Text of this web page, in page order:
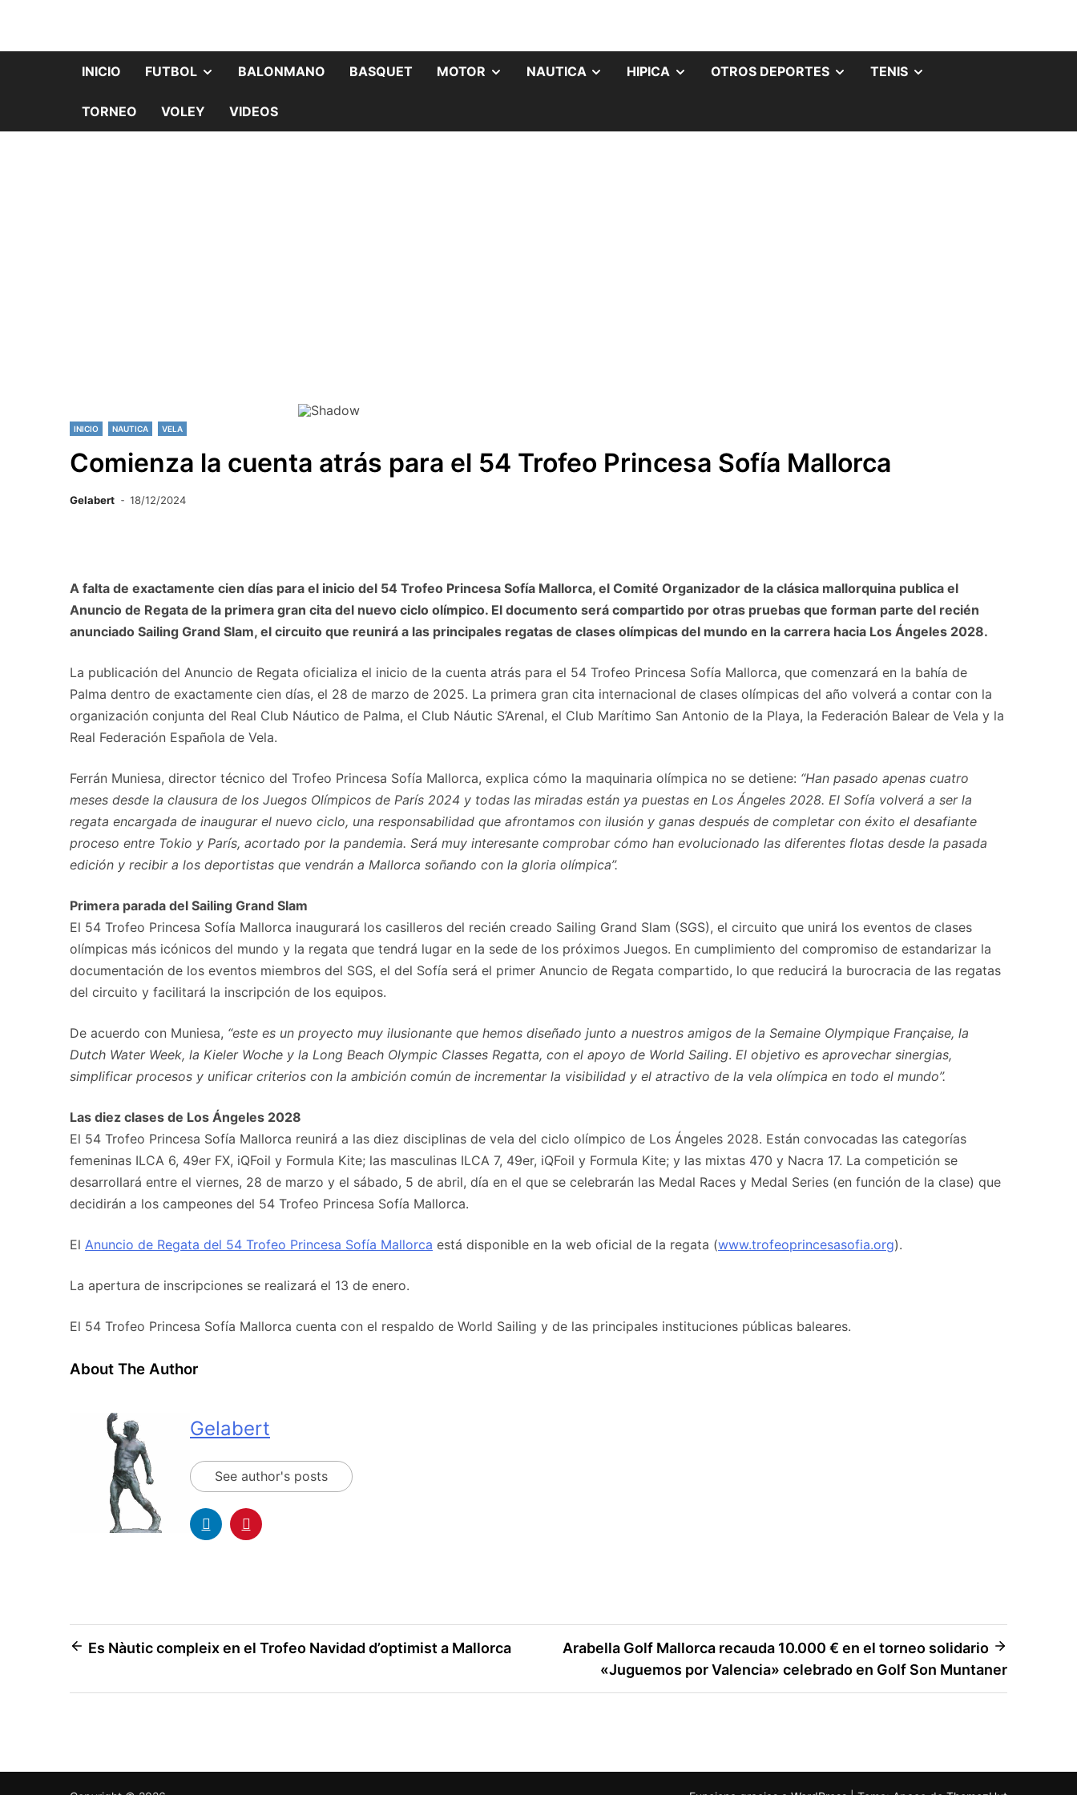
INICIO FUTBOL BALONMANO BASQUET MOTOR NAUTICA HIPICA OTROS DEPORTES TENIS
TORNEO VOLEY VIDEOS
INICIO NAUTICA VELA
Comienza la cuenta atrás para el 54 Trofeo Princesa Sofía Mallorca
Gelabert 18/12/2024
A falta de exactamente cien días para el inicio del 54 Trofeo Princesa Sofía Mallorca, el Comité Organizador de la clásica mallorquina publica el
Anuncio de Regata de la primera gran cita del nuevo ciclo olímpico. El documento será compartido por otras pruebas que forman parte del recién
anunciado Sailing Grand Slam, el circuito que reunirá a las principales regatas de clases olímpicas del mundo en la carrera hacia Los Ángeles 2028.
La publicación del Anuncio de Regata oficializa el inicio de la cuenta atrás para el 54 Trofeo Princesa Sofía Mallorca, que comenzará en la bahía de
Palma dentro de exactamente cien días, el 28 de marzo de 2025. La primera gran cita internacional de clases olímpicas del año volverá a contar con la
organización conjunta del Real Club Náutico de Palma, el Club Náutic S’Arenal, el Club Marítimo San Antonio de la Playa, la Federación Balear de Vela y la
Real Federación Española de Vela.
Ferrán Muniesa, director técnico del Trofeo Princesa Sofía Mallorca, explica cómo la maquinaria olímpica no se detiene: “Han pasado apenas cuatro
meses desde la clausura de los Juegos Olímpicos de París 2024 y todas las miradas están ya puestas en Los Ángeles 2028. El Sofía volverá a ser la
regata encargada de inaugurar el nuevo ciclo, una responsabilidad que afrontamos con ilusión y ganas después de completar con éxito el desafiante
proceso entre Tokio y París, acortado por la pandemia. Será muy interesante comprobar cómo han evolucionado las diferentes flotas desde la pasada
edición y recibir a los deportistas que vendrán a Mallorca soñando con la gloria olímpica”.
Primera parada del Sailing Grand Slam
El 54 Trofeo Princesa Sofía Mallorca inaugurará los casilleros del recién creado Sailing Grand Slam (SGS), el circuito que unirá los eventos de clases
olímpicas más icónicos del mundo y la regata que tendrá lugar en la sede de los próximos Juegos. En cumplimiento del compromiso de estandarizar la
documentación de los eventos miembros del SGS, el del Sofía será el primer Anuncio de Regata compartido, lo que reducirá la burocracia de las regatas
del circuito y facilitará la inscripción de los equipos.
De acuerdo con Muniesa, “este es un proyecto muy ilusionante que hemos diseñado junto a nuestros amigos de la Semaine Olympique Française, la
Dutch Water Week, la Kieler Woche y la Long Beach Olympic Classes Regatta, con el apoyo de World Sailing. El objetivo es aprovechar sinergias,
simplificar procesos y unificar criterios con la ambición común de incrementar la visibilidad y el atractivo de la vela olímpica en todo el mundo”.
Las diez clases de Los Ángeles 2028
El 54 Trofeo Princesa Sofía Mallorca reunirá a las diez disciplinas de vela del ciclo olímpico de Los Ángeles 2028. Están convocadas las categorías
femeninas ILCA 6, 49er FX, iQFoil y Formula Kite; las masculinas ILCA 7, 49er, iQFoil y Formula Kite; y las mixtas 470 y Nacra 17. La competición se
desarrollará entre el viernes, 28 de marzo y el sábado, 5 de abril, día en el que se celebrarán las Medal Races y Medal Series (en función de la clase) que
decidirán a los campeones del 54 Trofeo Princesa Sofía Mallorca.
El Anuncio de Regata del 54 Trofeo Princesa Sofía Mallorca está disponible en la web oficial de la regata (www.trofeoprincesasofia.org).
La apertura de inscripciones se realizará el 13 de enero.
El 54 Trofeo Princesa Sofía Mallorca cuenta con el respaldo de World Sailing y de las principales instituciones públicas baleares.
About The Author
Gelabert
See author's posts
Es Nàutic compleix en el Trofeo Navidad d’optimist a Mallorca
Arabella Golf Mallorca recauda 10.000 € en el torneo solidario
«Juguemos por Valencia» celebrado en Golf Son Muntaner